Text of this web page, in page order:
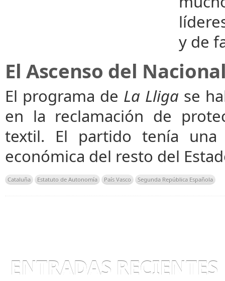
y de
El Ascenso del
El programa de La Lliga se
en la reclamación de
textil. El partido tenía
económica del resto del
Cataluña Estatuto de Autonomía País Vasco Segunda República Española
ENTRADAS RECIENTES